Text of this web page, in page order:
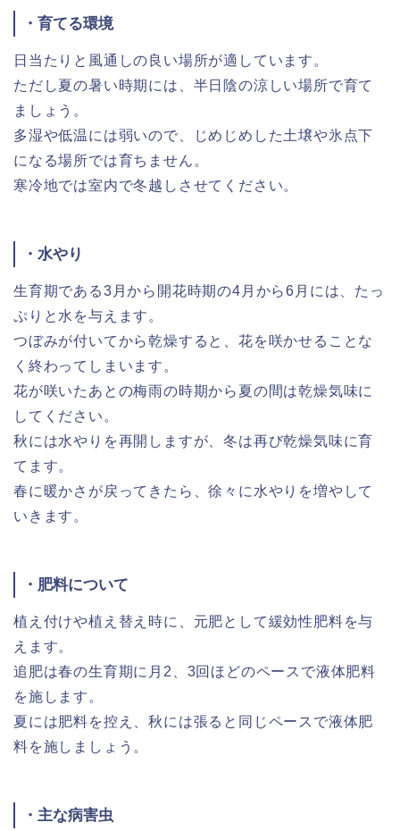
・育てる環境
日当たりと風通しの良い場所が適しています。
ただし夏の暑い時期には、半日陰の涼しい場所で育て
ましょう。
多湿や低温には弱いので、じめじめした土壌や氷点下
になる場所では育ちません。
寒冷地では室内で冬越しさせてください。
・水やり
生育期である3月から開花時期の4月から6月には、たっ
ぷりと水を与えます。
つぼみが付いてから乾燥すると、花を咲かせることな
く終わってしまいます。
花が咲いたあとの梅雨の時期から夏の間は乾燥気味に
してください。
秋には水やりを再開しますが、冬は再び乾燥気味に育
てます。
春に暖かさが戻ってきたら、徐々に水やりを増やして
いきます。
・肥料について
植え付けや植え替え時に、元肥として緩効性肥料を与
えます。
追肥は春の生育期に月2、3回ほどのペースで液体肥料
を施します。
夏には肥料を控え、秋には張ると同じペースで液体肥
料を施しましょう。
・主な病害虫